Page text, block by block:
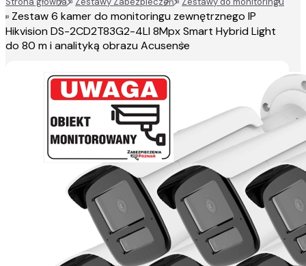
» Zestaw 6 kamer do monitoringu zewnętrznego IP
Hikvision DS-2CD2T83G2-4LI 8Mpx Smart Hybrid Light
do 80 m i analityką obrazu Acusense